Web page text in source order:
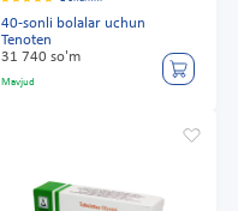
40-sonli bolalar uchun
Tenoten
31 740 so'm
Mavjud